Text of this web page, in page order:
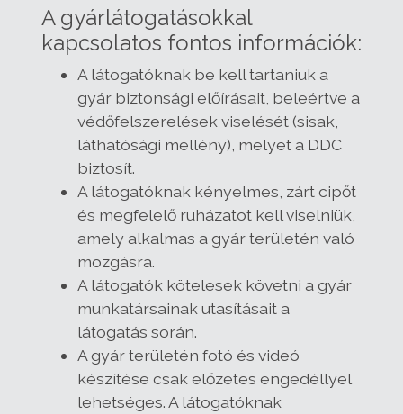
A gyárlátogatásokkal
kapcsolatos fontos információk:
A látogatóknak be kell tartaniuk a
gyár biztonsági előírásait, beleértve a
védőfelszerelések viselését (sisak,
láthatósági mellény), melyet a DDC
biztosít.
A látogatóknak kényelmes, zárt cipőt
és megfelelő ruházatot kell viselniük,
amely alkalmas a gyár területén való
mozgásra.
A látogatók kötelesek követni a gyár
munkatársainak utasításait a
látogatás során.
A gyár területén fotó és videó
készítése csak előzetes engedéllyel
lehetséges. A látogatóknak